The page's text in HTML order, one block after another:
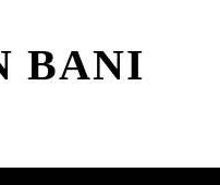
BANI